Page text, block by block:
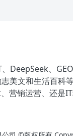
DeepSeek、
美文和生活百科
营销运营、还是